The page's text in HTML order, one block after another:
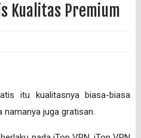
Kualitas Premium
itu kualitasnya biasa-biasa
namanya juga gratisan.